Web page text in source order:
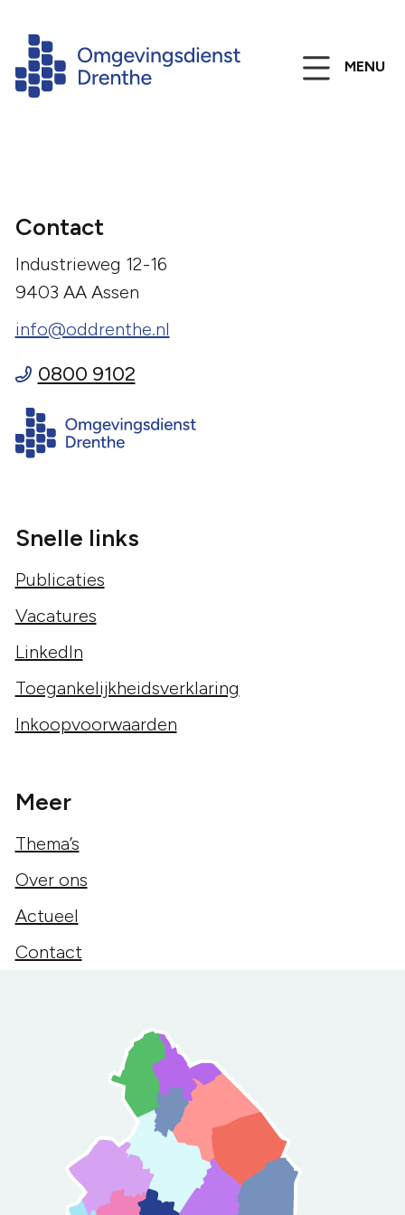
MENU
Contact
Industrieweg 12-16
9403 AA Assen
info@oddrenthe.nl
0800 9102
Snelle links
Publicaties
Vacatures
LinkedIn
Toegankelijkheidsverklaring
Inkoopvoorwaarden
Meer
Thema’s
Over ons
Actueel
Contact